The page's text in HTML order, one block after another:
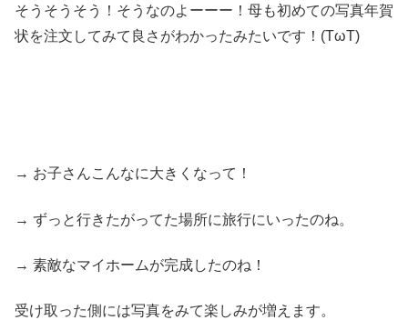
そうそうそう！そうなのよーーー！母も初めての写真年賀
状を注文してみて良さがわかったみたいです！(TωT)
→ お子さんこんなに大きくなって！
→ ずっと行きたがってた場所に旅行にいったのね。
→ 素敵なマイホームが完成したのね！
受け取った側には写真をみて楽しみが増えます。